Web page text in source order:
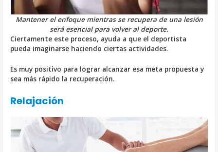
Mantener el enfoque mientras se recupera de una lesión
será esencial para volver al deporte.
Ciertamente este proceso, ayuda a que el deportista
pueda imaginarse haciendo ciertas actividades.
Es muy positivo para lograr alcanzar esa meta propuesta y
sea más rápido la recuperación.
Relajación